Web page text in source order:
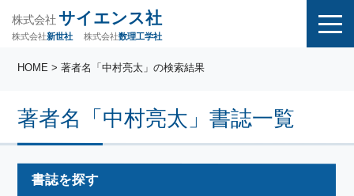
株式会社 サイエンス社
株式会社新世社 株式会社数理工学社
著者名「中村亮太」書誌一覧
HOME > 著者名「中村亮太」の検索結果
書誌を探す